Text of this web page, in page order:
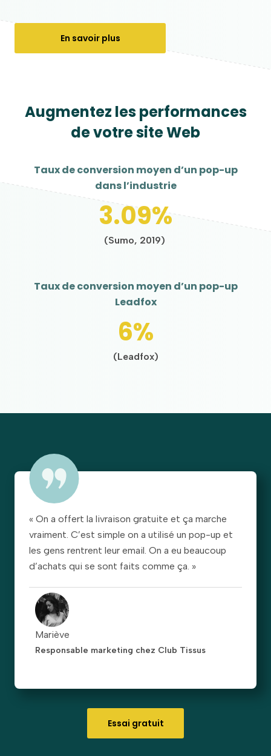
En savoir plus
Augmentez les performances
de votre site Web
Taux de conversion moyen d’un pop-up
dans l’industrie
3.09%
(Sumo, 2019)
Taux de conversion moyen d’un pop-up
Leadfox
6%
(Leadfox)
« On a offert la livraison gratuite et ça marche
vraiment. C’est simple on a utilisé un pop-up et
les gens rentrent leur email. On a eu beaucoup
d’achats qui se sont faits comme ça. »
Mariève
Responsable marketing chez Club Tissus
Essai gratuit